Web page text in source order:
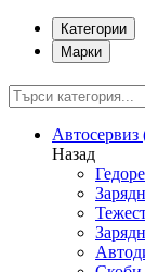
Категории
Марки
Автосервиз
Назад